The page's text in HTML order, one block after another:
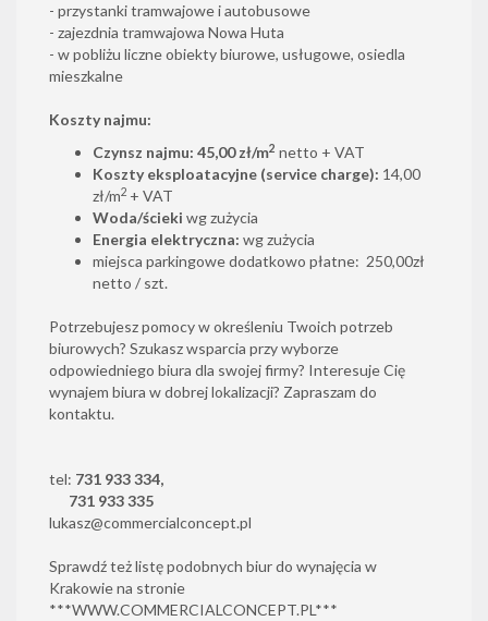
- przystanki tramwajowe i autobusowe
- zajezdnia tramwajowa Nowa Huta
- w pobliżu liczne obiekty biurowe, usługowe, osiedla
mieszkalne
Koszty najmu:
Czynsz najmu: 45,00 zł/m2 netto + VAT
Koszty eksploatacyjne (service charge): 14,00
zł/m2 + VAT
Woda/ścieki wg zużycia
Energia elektryczna: wg zużycia
miejsca parkingowe dodatkowo płatne: 250,00zł
netto / szt.
Potrzebujesz pomocy w określeniu Twoich potrzeb
biurowych? Szukasz wsparcia przy wyborze
odpowiedniego biura dla swojej firmy? Interesuje Cię
wynajem biura w dobrej lokalizacji? Zapraszam do
kontaktu.
tel: 731 933 334,
731 933 335
lukasz@commercialconcept.pl
Sprawdź też listę podobnych biur do wynajęcia w
Krakowie na stronie
***WWW.COMMERCIALCONCEPT.PL***